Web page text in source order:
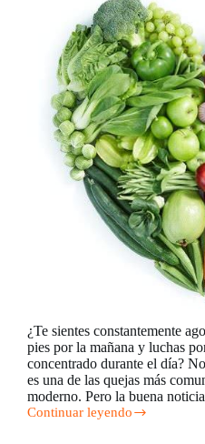
¿Te sientes constantemente
pies por la mañana y luchas
concentrado durante el día?
es una de las quejas más
moderno. Pero la buena
Continuar leyendo
Los